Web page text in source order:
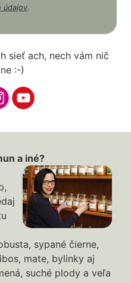
údajov.
sieť ach, nech vám nič
:-)
a iné?
sypané čierne,
mate, bylinky aj
suché plody a veľa